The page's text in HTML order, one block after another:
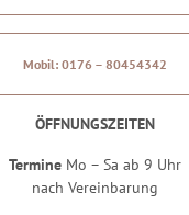
Mobil: 0176 – 80454342
ÖFFNUNGSZEITEN
Termine Mo – Sa ab 9 Uhr
nach Vereinbarung